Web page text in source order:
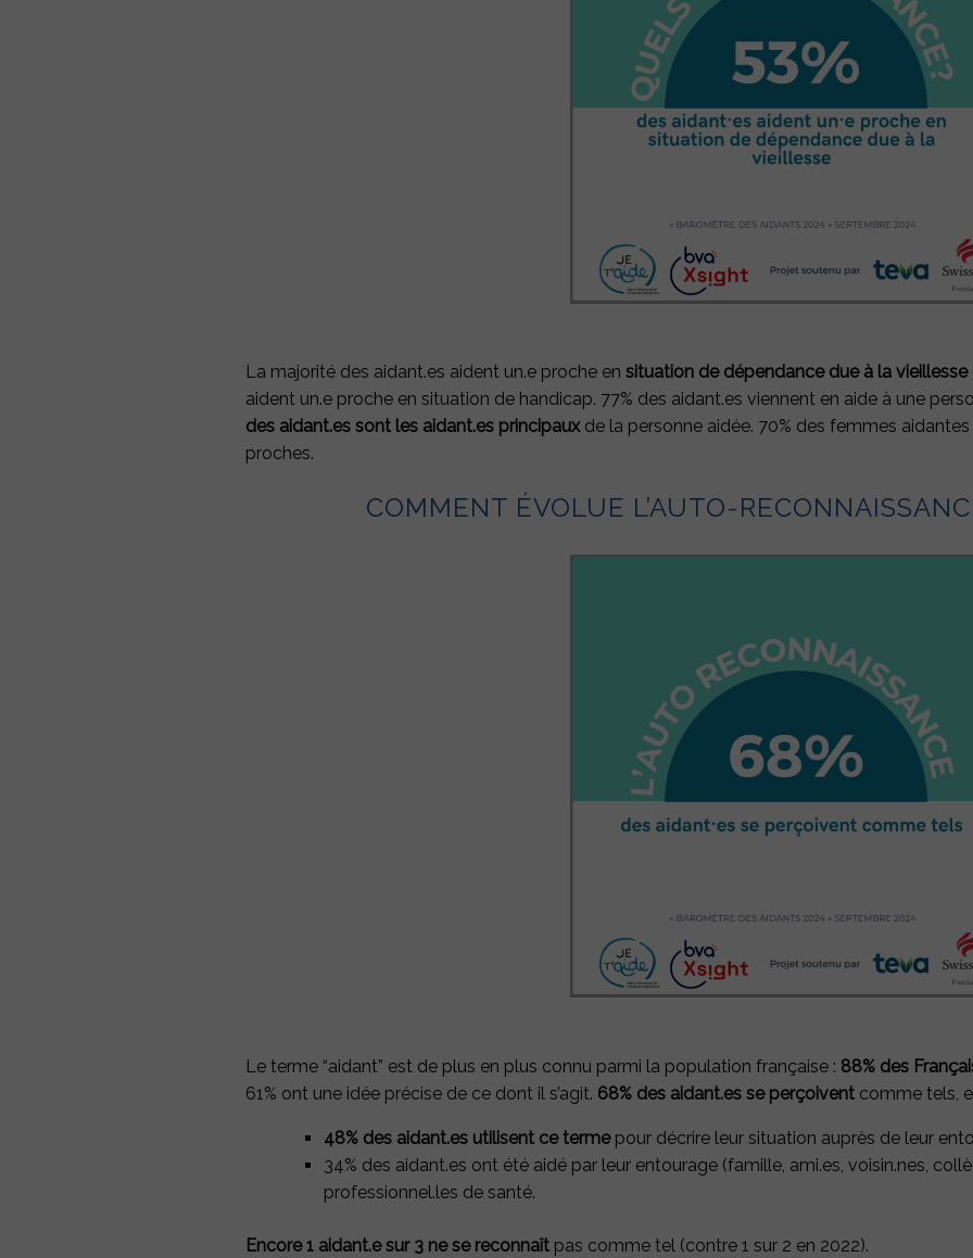
La majorité des aidant.es aident un.e proche en situation de dépendance due à la vieillesse
aident un.e proche en situation de handicap. 77% des aidant.es viennent en aide à une
des aidant.es sont les aidant.es principauxde la personne aidée. 70% des femmes
proches.
COMMENT ÉVOLUE L’AUTO-
Le terme “aidant” est de plus en plus connu parmi la population française : 88% des
61% ont une idée précise de ce dont il s’agit. 68% des aidant.es se perçoivent comme tels,
48% des aidant.es utilisent ce termepour décrire leur situation auprès de leur
34% des aidant.es ont été aidé par leur entourage (famille, ami.es, voisin.nes,
professionnel.les de santé.
Encore 1 aidant.e sur 3 ne se reconnaît pas comme tel (contre 1 sur 2 en 2022).
Recevez chaque mois les actualités du Collectif Je
articles d'expertise et ses conseils à destination des